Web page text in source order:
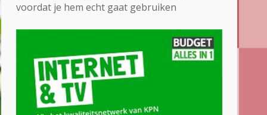
voordat je hem echt gaat gebruiken